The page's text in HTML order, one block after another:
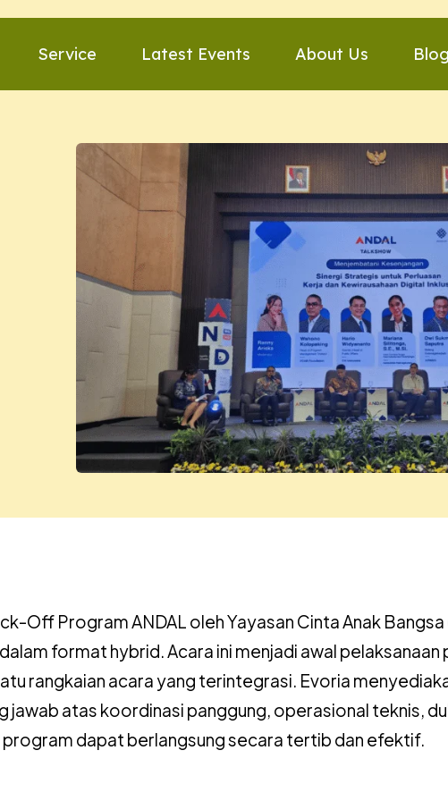
Service Latest Events About Us Blog
Off Program ANDAL oleh Yayasan Cinta Anak Bangsa
format hybrid. Acara ini menjadi awal
rangkaian acara yang terintegrasi. Evoria
atas koordinasi panggung, operasional teknis,
program dapat berlangsung secara tertib dan efektif.